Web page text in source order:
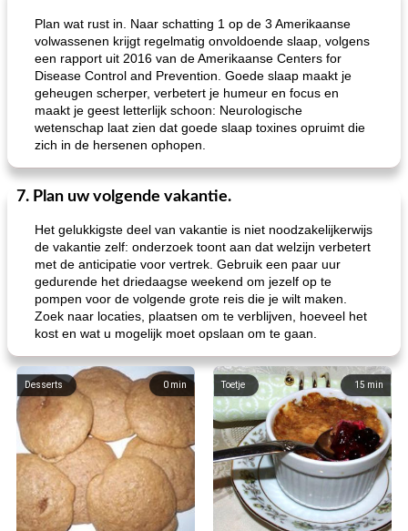
Plan wat rust in. Naar schatting 1 op de 3 Amerikaanse
volwassenen krijgt regelmatig onvoldoende slaap, volgens
een rapport uit 2016 van de Amerikaanse Centers for
Disease Control and Prevention. Goede slaap maakt je
geheugen scherper, verbetert je humeur en focus en
maakt je geest letterlijk schoon: Neurologische
wetenschap laat zien dat goede slaap toxines opruimt die
zich in de hersenen ophopen.
7. Plan uw volgende vakantie.
Het gelukkigste deel van vakantie is niet noodzakelijkerwijs
de vakantie zelf: onderzoek toont aan dat welzijn verbetert
met de anticipatie voor vertrek. Gebruik een paar uur
gedurende het driedaagse weekend om jezelf op te
pompen voor de volgende grote reis die je wilt maken.
Zoek naar locaties, plaatsen om te verblijven, hoeveel het
kost en wat u mogelijk moet opslaan om te gaan.
0 min
Desserts 15 min
Toetje